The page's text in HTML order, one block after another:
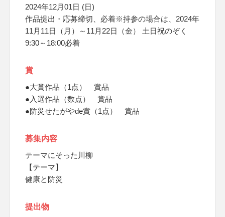
2024年12月01日 (日)
作品提出・応募締切、必着※持参の場合は、2024年
11月11日（月）～11月22日（金） 土日祝のぞく
9:30～18:00必着
賞
●大賞作品（1点） 賞品
●入選作品（数点） 賞品
●防災せたがやde賞（1点） 賞品
募集内容
テーマにそった川柳
【テーマ】
健康と防災
提出物